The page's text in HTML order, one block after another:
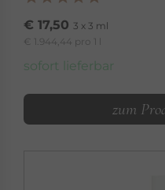
€ 17,50 3 x 3 ml
€ 1.944,44 pro 1 l
sofort lieferbar
zum